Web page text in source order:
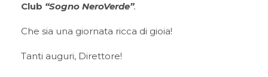
Club “Sogno NeroVerde”.
Che sia una giornata ricca di gioia!
Tanti auguri, Direttore!